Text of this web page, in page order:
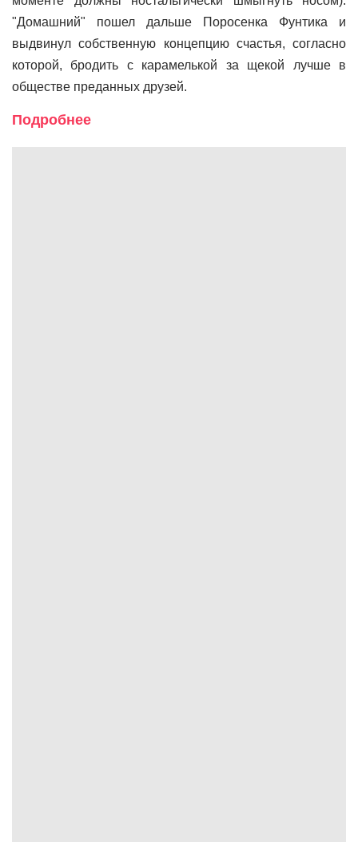
"Домашний" пошел дальше Поросенка Фунтика и
выдвинул собственную концепцию счастья, согласно
которой, бродить с карамелькой за щекой лучше в
обществе преданных друзей.
Подробнее